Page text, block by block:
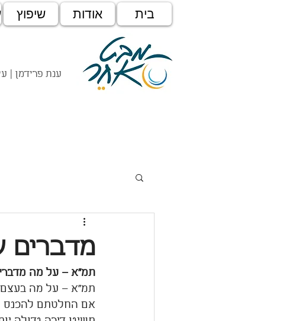
שיפוץ אודות בית
ענת פרידמן |
מדברים
תמ"א – על מה
תמ"א – על מה בעצם
אם החלטתם להכנס